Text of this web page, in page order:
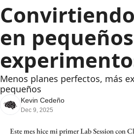
en pequeños
Menos planes perfectos, más
pequeños
Kevin Cedeño
Dec 9, 2025
Este mes hice mi primer Lab Session con